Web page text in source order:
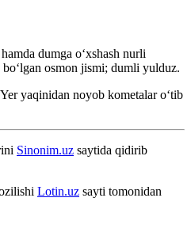
dumga oʻxshash nurli
osmon jismi; dumli yulduz.
yaqinidan noyob kometalar oʻtib
Sinonim.uz saytida qidirib
Lotin.uz sayti tomonidan